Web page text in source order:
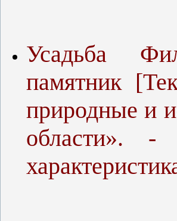
Усадьба
памятник
природные и
области».